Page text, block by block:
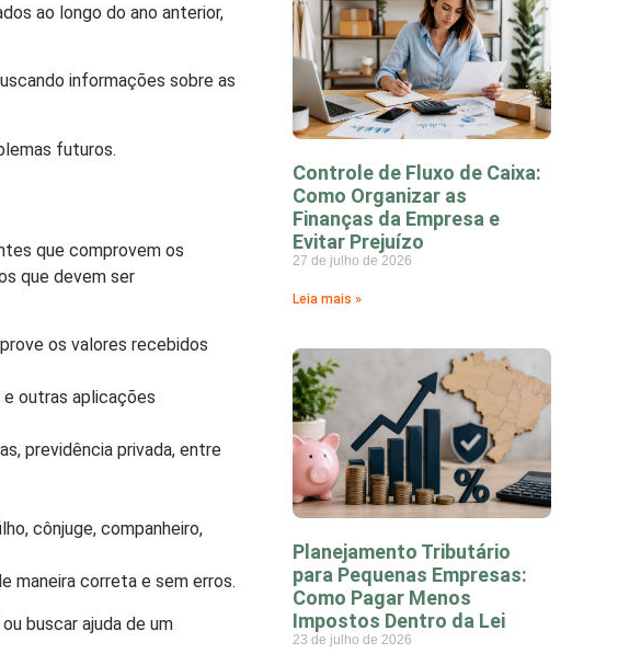
ao longo do ano anterior,
informações sobre as
futuros.
que comprovem os
que devem ser
os valores recebidos
outras aplicações
previdência privada, entre
cônjuge, companheiro,
maneira correta e sem erros.
buscar ajuda de um
Controle de Fluxo de Caixa:
Como Organizar as
Finanças da Empresa e
Evitar Prejuízo
27 de julho de 2026
Leia mais »
Planejamento Tributário
para Pequenas Empresas:
Como Pagar Menos
Impostos Dentro da Lei
23 de julho de 2026